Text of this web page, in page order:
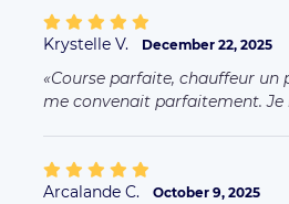
Krystelle V. December 22, 2025
Course parfaite, chauffeur un
me convenait parfaitement.
Arcalande C. October 9, 2025